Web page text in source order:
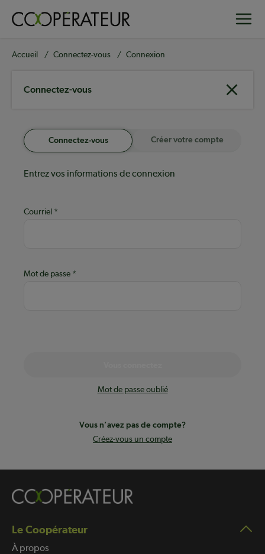
principal
Fil
Accueil Connectez-vous Connexion
Connectez-vous
Connectez-vous Créer votre compte
Entrez vos informations de connexion
Courriel
Mot de passe
Mot de passe oublié
Vous n’avez pas de compte?
Créez-vous un compte
Le Coopérateur
À propos